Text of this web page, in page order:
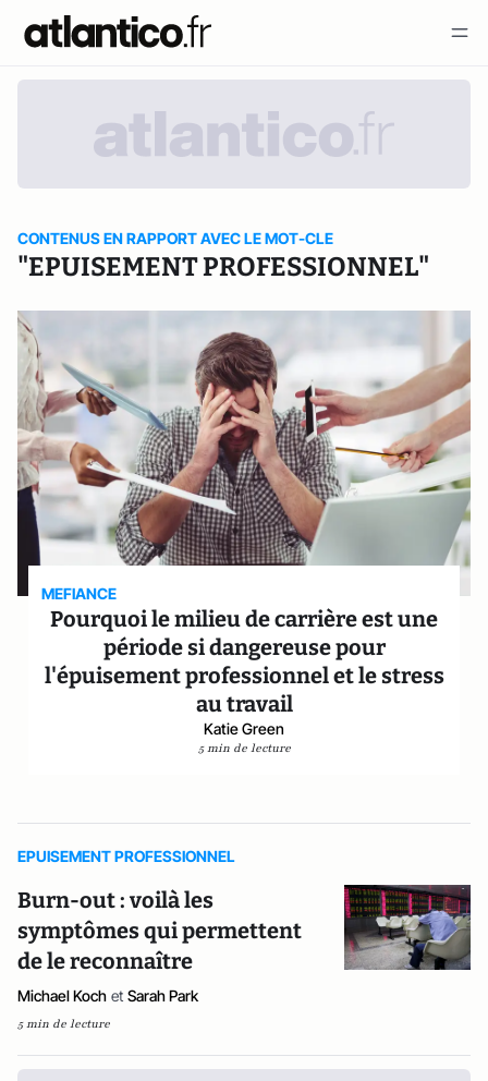
CONTENUS EN RAPPORT AVEC LE MOT-CLE
"EPUISEMENT PROFESSIONNEL"
MEFIANCE
Pourquoi le milieu de carrière est une
période si dangereuse pour
l'épuisement professionnel et le stress
au travail
Katie Green
5 min de lecture
EPUISEMENT PROFESSIONNEL
Burn-out : voilà les
symptômes qui permettent
de le reconnaître
Michael Koch et Sarah Park
5 min de lecture